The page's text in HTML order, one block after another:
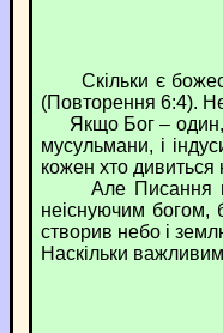
Скільки є
(Повторення 6:4).
Якщо Бог – один,
мусульмани, і
кожен хто дивиться
Але Писання
неіснуючим богом,
створив небо і
Наскільки